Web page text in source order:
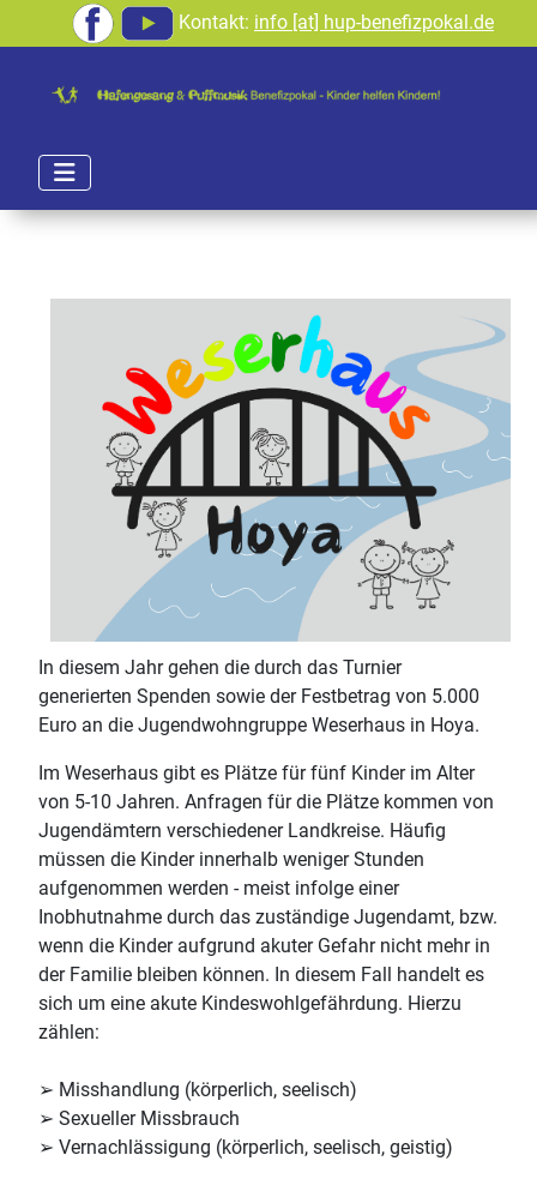
Kontakt: info [at] hup-benefizpokal.de
In diesem Jahr gehen die durch das Turnier
generierten Spenden sowie der Festbetrag von 5.000
Euro an die Jugendwohngruppe Weserhaus in Hoya.
Im Weserhaus gibt es Plätze für fünf Kinder im Alter
von 5-10 Jahren. Anfragen für die Plätze kommen von
Jugendämtern verschiedener Landkreise. Häufig
müssen die Kinder innerhalb weniger Stunden
aufgenommen werden - meist infolge einer
Inobhutnahme durch das zuständige Jugendamt, bzw.
wenn die Kinder aufgrund akuter Gefahr nicht mehr in
der Familie bleiben können. In diesem Fall handelt es
sich um eine akute Kindeswohlgefährdung. Hierzu
zählen:
➢ Misshandlung (körperlich, seelisch)
➢ Sexueller Missbrauch
➢ Vernachlässigung (körperlich, seelisch, geistig)